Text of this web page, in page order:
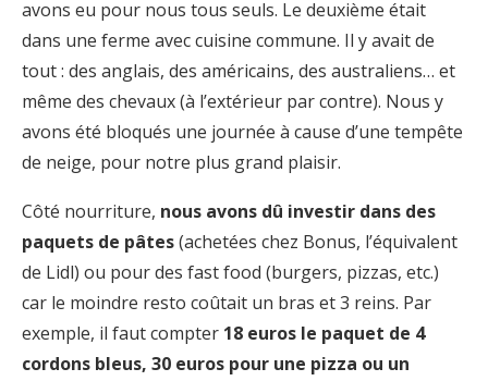
avons eu pour nous tous seuls. Le deuxième était
dans une ferme avec cuisine commune. Il y avait de
tout : des anglais, des américains, des australiens… et
même des chevaux (à l’extérieur par contre). Nous y
avons été bloqués une journée à cause d’une tempête
de neige, pour notre plus grand plaisir.
Côté nourriture, nous avons dû investir dans des
paquets de pâtes(achetées chez Bonus, l’équivalent
de Lidl) ou pour des fast food (burgers, pizzas, etc.)
car le moindre resto coûtait un bras et 3 reins. Par
exemple, il faut compter 18 euros le paquet de 4
cordons bleus, 30 euros pour une pizza ou un